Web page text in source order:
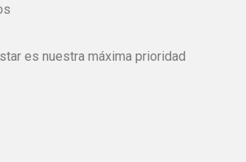
es nuestra máxima prioridad